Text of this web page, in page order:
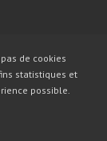
de cookies
statistiques et
possible.